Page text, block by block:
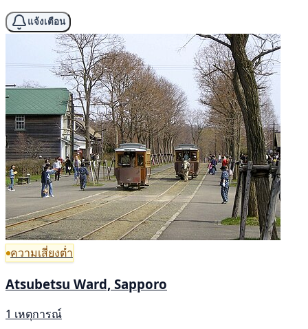
แจ้งเตือน
ความเสี่ยงต่ำ
Atsubetsu Ward, Sapporo
1 เหตุการณ์